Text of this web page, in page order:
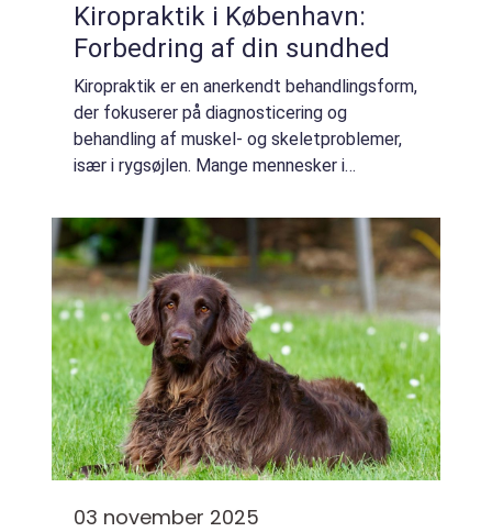
Kiropraktik i København:
Forbedring af din sundhed
Kiropraktik er en anerkendt behandlingsform,
der fokuserer på diagnosticering og
behandling af muskel- og skeletproblemer,
især i rygsøjlen. Mange mennesker i
at forbedre de...
03 november 2025